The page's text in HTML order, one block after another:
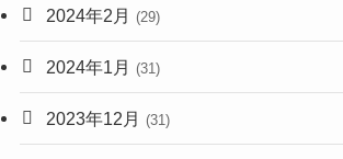
2024年2月 (29)
2024年1月 (31)
2023年12月 (31)